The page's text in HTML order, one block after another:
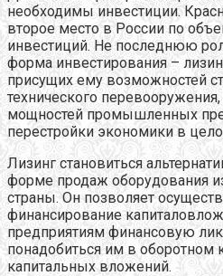
необходимы инвестиции.
второе место в России по
инвестиций. Не последнюю
форма инвестирования –
присущих ему возможностей
технического
мощностей промышленных
перестройки экономики в
Лизинг становиться
форме продаж оборудования
страны. Он позволяет
финансирование
предприятиям финансовую
понадобиться им в оборотном
капитальных вложений.